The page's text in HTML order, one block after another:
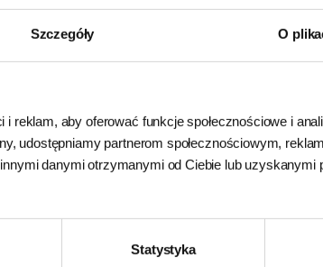
Szczegóły O
reklam, aby oferować funkcje społecznościowe i
udostępniamy partnerom społecznościowym,
danymi otrzymanymi od Ciebie lub uzyskanymi
Statystyka
zmieniać poziom trudności tej stymulującej
mydłem i ciepłą wodą. Upewnij się, że